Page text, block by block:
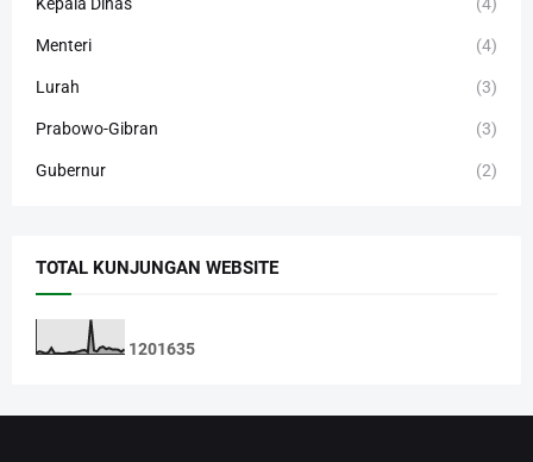
Kepala Dinas (4)
Menteri (4)
Lurah (3)
Prabowo-Gibran (3)
Gubernur (2)
TOTAL KUNJUNGAN WEBSITE
1201635